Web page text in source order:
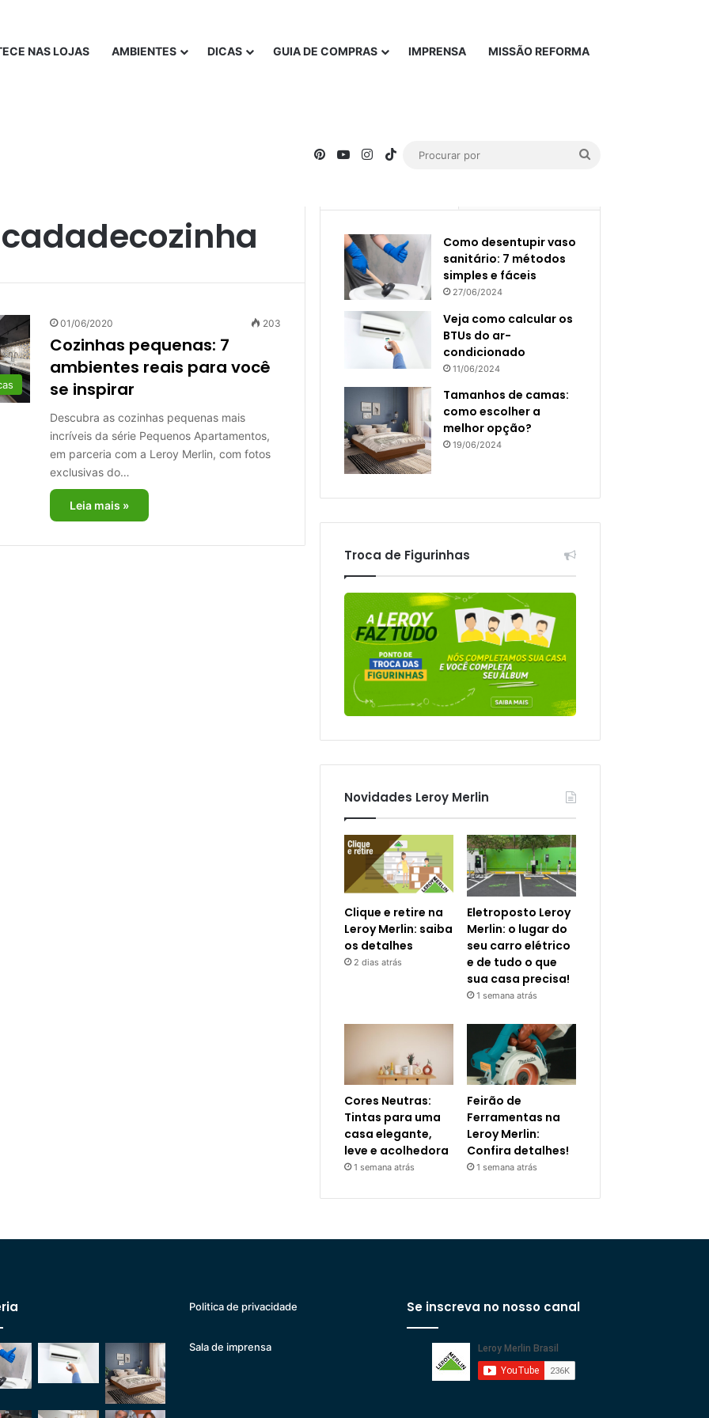
NAS LOJAS AMBIENTES DICAS GUIA DE COMPRAS IMPRENSA MISSÃO REFORMA
PinterestYouTubeInstagram
TikTok
01/06/2020 203
Cozinhas pequenas: 7
ambientes reais para você
se inspirar
Descubra as cozinhas pequenas mais
incríveis da série Pequenos Apartamentos,
em parceria com a Leroy Merlin, com fotos
exclusivas do…
Leia mais »
Como desentupir vaso
sanitário: 7 métodos
simples e fáceis
27/06/2024
Veja como calcular os
BTUs do ar-
condicionado
11/06/2024
Tamanhos de camas:
como escolher a
melhor opção?
19/06/2024
Troca de Figurinhas
Novidades Leroy Merlin
Clique e retire na
Leroy Merlin: saiba
os detalhes
2 dias atrás
Eletroposto Leroy
Merlin: o lugar do
seu carro elétrico
e de tudo o que
sua casa precisa!
1 semana atrás
Cores Neutras:
Tintas para uma
casa elegante,
leve e acolhedora
1 semana atrás
Feirão de
Ferramentas na
Leroy Merlin:
Confira detalhes!
1 semana atrás
Politica de privacidade
Sala de imprensa
Se inscreva no nosso canal